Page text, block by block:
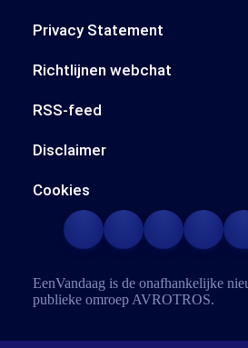
Privacy Statement
Richtlijnen webchat
RSS-feed
Disclaimer
Cookies
EenVandaag is de onafhankelijke
publieke omroep AVROTROS.